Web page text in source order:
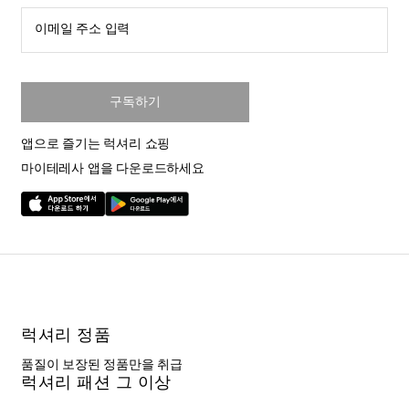
이메일 주소 입력
구독하기
앱으로 즐기는 럭셔리 쇼핑
마이테레사 앱을 다운로드하세요
럭셔리 정품
품질이 보장된 정품만을 취급
럭셔리 패션 그 이상